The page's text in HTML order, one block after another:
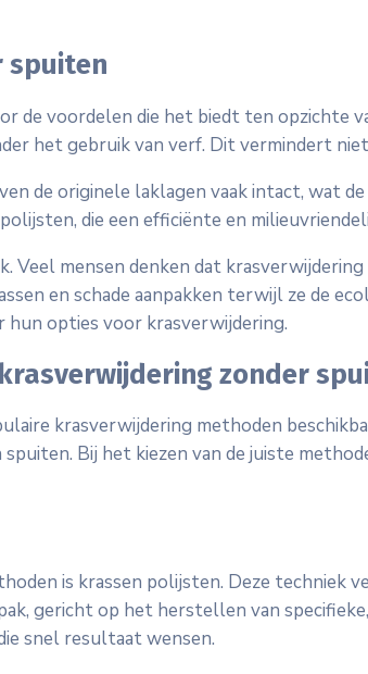
spuiten
de voordelen die het biedt ten opzichte
het gebruik van verf. Dit vermindert
de originele laklagen vaak intact, wat
die een efficiënte en
Veel mensen denken dat
en schade aanpakken terwijl ze de
opties voor krasverwijdering.
zonder
krasverwijdering methoden
Bij het kiezen van de juiste
is krassen polijsten. Deze
gericht op het herstellen van
snel resultaat wensen.